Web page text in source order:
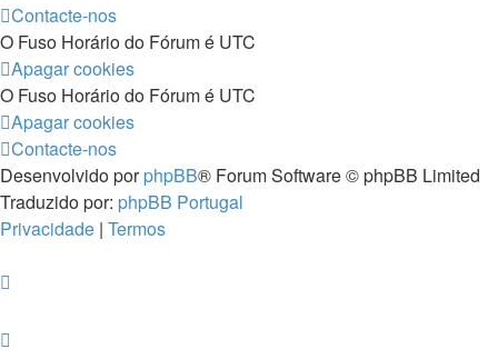
Contacte-nos
O Fuso Horário do Fórum é UTC
Apagar cookies
O Fuso Horário do Fórum é UTC
Apagar cookies
Contacte-nos
Desenvolvido porphpBB® Forum Software © phpBB Limited
Traduzido por: phpBB Portugal
Privacidade | Termos